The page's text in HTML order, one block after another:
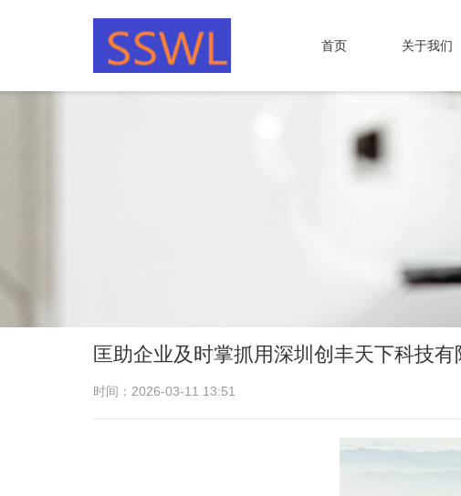
首页 关于我们
匡助企业及时掌抓用深圳创丰天下科技
时间：2026-03-11 13:51